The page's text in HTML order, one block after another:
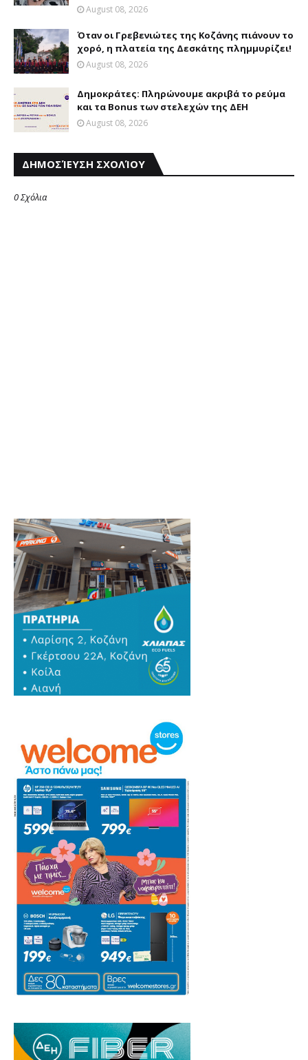
August 08, 2026
Όταν οι Γρεβενιώτες της Κοζάνης πιάνουν το
χορό, η πλατεία της Δεσκάτης πλημμυρίζει!
August 08, 2026
Δημοκράτες: Πληρώνουμε ακριβά το ρεύμα
και τα Bonus των στελεχών της ΔΕΗ
August 08, 2026
ΔΗΜΟΣΊΕΥΣΗ ΣΧΟΛΊΟΥ
0 Σχόλια